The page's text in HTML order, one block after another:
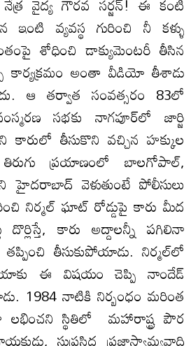
వ్యవస్థ గురించి నీ కళ్ళు
శోధించి డాక్యుమెంటరీ తీసిన
అంతా వీడియో తీశాడు
ఆ తర్వాత సంవత్సరం 83లో
సభకు నాగపూర్‌లో జార్జి
కారులో తీసుకొని వచ్చిన హక్కుల
తిరుగు ప్రయాణంలో బాలగోపాల్‌,
హైదరాబాద్‌ వెళుతుంటే పోలీసులు
నిర్మల్‌ ఘాట్‌ రోడ్డుపై కారు మీద
దొర్లిస్తే, కారు అద్దాలన్నీ పగిలినా
తీసుకుపోయాడు. నిర్మల్‌లో
ఈ విషయం చెప్పి నాందేడ్‌
1984 నాటికి నిర్బంధం మరింత
లభించని స్థితిలో మహారాష్ట్ర పౌర
సుప్రసిద్ధ ప్రజాస్వామ్యవాది